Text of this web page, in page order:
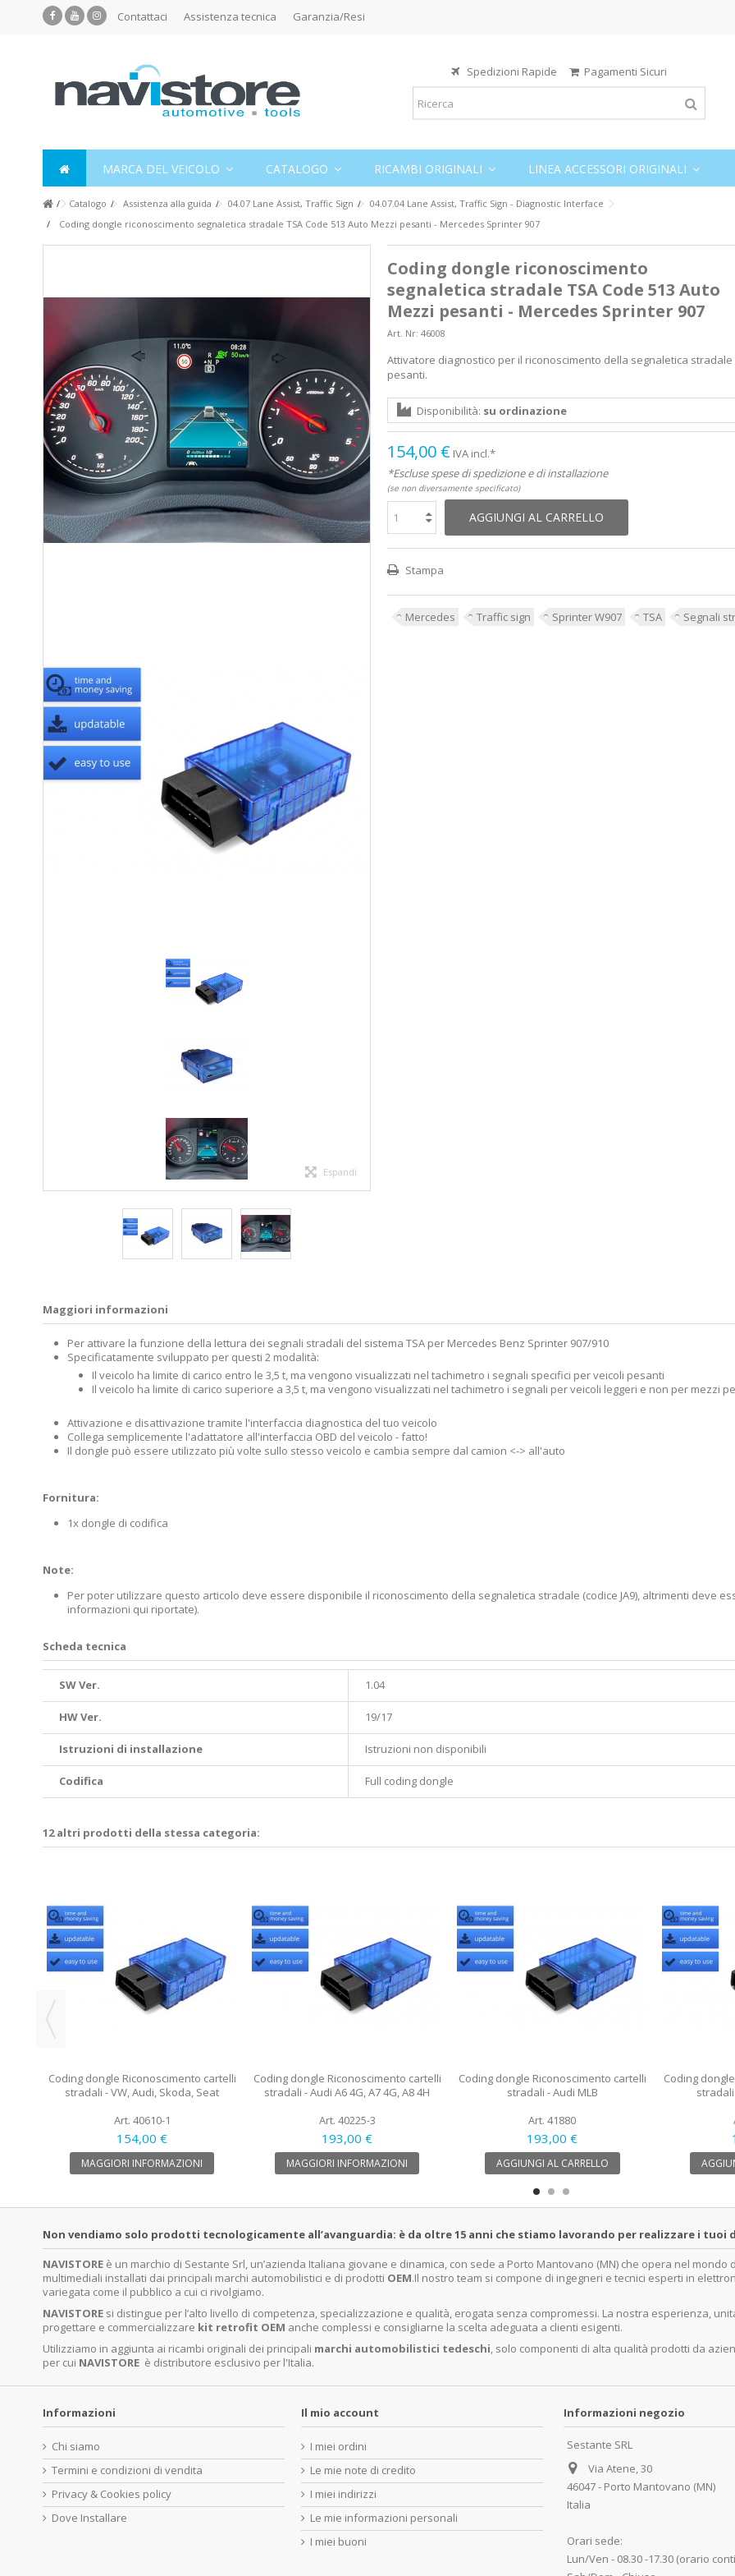
Contattaci Assistenza tecnica Garanzia/Resi
Spedizioni Rapide Pagamenti Sicuri
MARCA DEL VEICOLO CATALOGO RICAMBI ORIGINALI LINEA ACCESSORI ORIGINALI
Catalogo Assistenza alla guida 04.07 Lane Assist, Traffic Sign
04.07.04 Lane Assist, Traffic Sign - Diagnostic Interface
Coding dongle riconoscimento segnaletica stradale TSA Code 513 Auto Mezzi pesanti - Mercedes Sprinter 907
Espandi
Coding dongle riconoscimento
segnaletica stradale TSA Code 513 Auto
Mezzi pesanti - Mercedes Sprinter 907
Art. Nr: 46008
Attivatore diagnostico per il riconoscimento della segnaletica
pesanti.
Disponibilità: su ordinazione
154,00 € IVA incl.*
*Escluse spese di spedizione e di installazione
(se non diversamente specificato)
AGGIUNGI AL CARRELLO
Stampa
Mercedes Traffic sign Sprinter W907 TSA Segnali
Maggiori informazioni
Per attivare la funzione della lettura dei segnali stradali del sistema TSA per Mercedes Benz Sprinter 907/910
Specificatamente sviluppato per questi 2 modalità:
Il veicolo ha limite di carico entro le 3,5 t, ma vengono visualizzati nel tachimetro i segnali specifici per veicoli pesanti
Il veicolo ha limite di carico superiore a 3,5 t, ma vengono visualizzati nel tachimetro i segnali per veicoli leggeri e non per mezzi
Attivazione e disattivazione tramite l'interfaccia diagnostica del tuo veicolo
Collega semplicemente l'adattatore all'interfaccia OBD del veicolo - fatto!
Il dongle può essere utilizzato più volte sullo stesso veicolo e cambia sempre dal camion <-> all'auto
Fornitura:
1x dongle di codifica
Note:
Per poter utilizzare questo articolo deve essere disponibile il riconoscimento della segnaletica stradale (codice JA9), altrimenti deve
informazioni qui riportate).
Scheda tecnica
SW Ver. 1.04
HW Ver. 19/17
Istruzioni di installazione Istruzioni non disponibili
Codifica Full coding dongle
12 altri prodotti della stessa categoria:
Coding dongle Riconoscimento cartelli
stradali - VW, Audi, Skoda, Seat
Art. 40610-1
154,00 €
MAGGIORI INFORMAZIONI
Coding dongle Riconoscimento cartelli
stradali - Audi A6 4G, A7 4G, A8 4H
Art. 40225-3
193,00 €
MAGGIORI INFORMAZIONI
Coding dongle Riconoscimento cartelli
stradali - Audi MLB
Art. 41880
193,00 €
AGGIUNGI AL CARRELLO
Coding
stradali
Non vendiamo solo prodotti tecnologicamente all’avanguardia: è da oltre 15 anni che stiamo lavorando per realizzare i tuoi
NAVISTORE è un marchio di Sestante Srl, un’azienda Italiana giovane e dinamica, con sede a Porto Mantovano (MN) che opera nel mondo
multimediali installati dai principali marchi automobilistici e di prodotti OEM.Il nostro team si compone di ingegneri e tecnici esperti in
variegata come il pubblico a cui ci rivolgiamo.
NAVISTORE si distingue per l’alto livello di competenza, specializzazione e qualità, erogata senza compromessi. La nostra esperienza,
progettare e commercializzare kit retrofit OEM anche complessi e consigliarne la scelta adeguata a clienti esigenti.
Utilizziamo in aggiunta ai ricambi originali dei principali marchi automobilistici tedeschi, solo componenti di alta qualità prodotti da
per cui NAVISTORE è distributore esclusivo per l'Italia.
Informazioni
Chi siamo
Termini e condizioni di vendita
Privacy & Cookies policy
Dove Installare
Il mio account
I miei ordini
Le mie note di credito
I miei indirizzi
Le mie informazioni personali
I miei buoni
Informazioni negozio
Sestante SRL
Via Atene, 30
46047 - Porto Mantovano (MN)
Italia
Orari sede:
Lun/Ven - 08.30 -17.30 (orario